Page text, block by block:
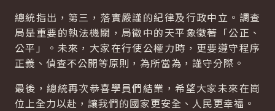
總統指出，第三，落實嚴謹的紀律及行政中立。調查
局是重要的執法機關，局徽中的天平象徵著「公正、
公平」。未來，大家在行使公權力時，更要遵守程序
正義、偵查不公開等原則，為所當為，謹守分際。
最後，總統再次恭喜學員們結業，希望大家未來在崗
位上全力以赴，讓我們的國家更安全、人民更幸福。